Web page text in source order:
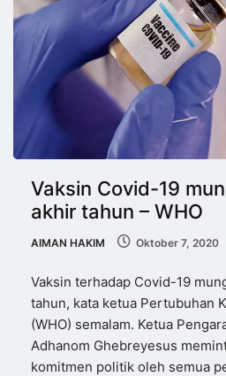
Vaksin Covid-19
akhir tahun – WHO
AIMAN HAKIM Oktober 7, 2020
Vaksin terhadap Covid-19
tahun, kata ketua Pertubuhan
(WHO) semalam. Ketua
Adhanom Ghebreyesus
komitmen politik oleh semua